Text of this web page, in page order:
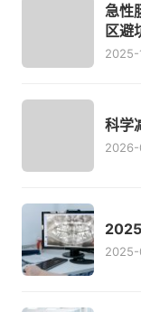
急性
区避
2025-
科学
2026-